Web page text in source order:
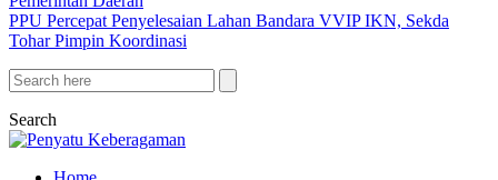
PPU Percepat Penyelesaian Lahan Bandara VVIP IKN, Sekda
Tohar Pimpin Koordinasi
Search